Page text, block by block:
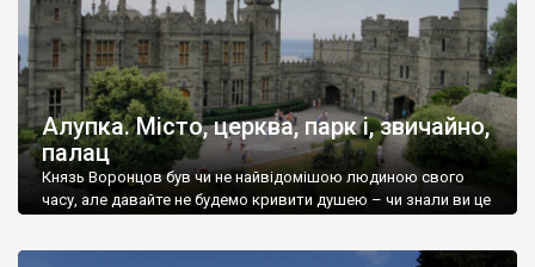
Алупка. Місто, церква, парк і, звичайно,
палац
Князь Воронцов був чи не найвідомішою людиною свого
часу, але давайте не будемо кривити душею – чи знали ви це